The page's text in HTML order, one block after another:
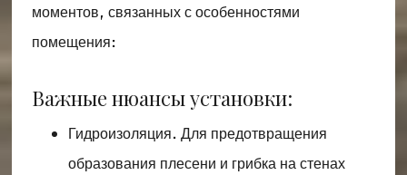
моментов, связанных с особенностями
помещения:
Важные нюансы установки:
Гидроизоляция. Для предотвращения
образования плесени и грибка на стенах